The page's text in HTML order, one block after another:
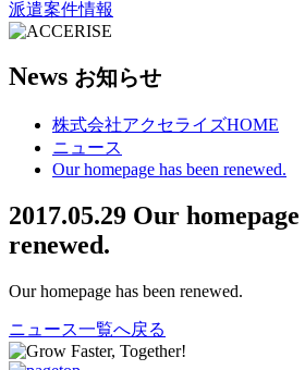
派遣案件情報
News お知らせ
株式会社アクセライズHOME
ニュース
Our homepage has been renewed.
2017.05.29 Our homepage
renewed.
Our homepage has been renewed.
ニュース一覧へ戻る